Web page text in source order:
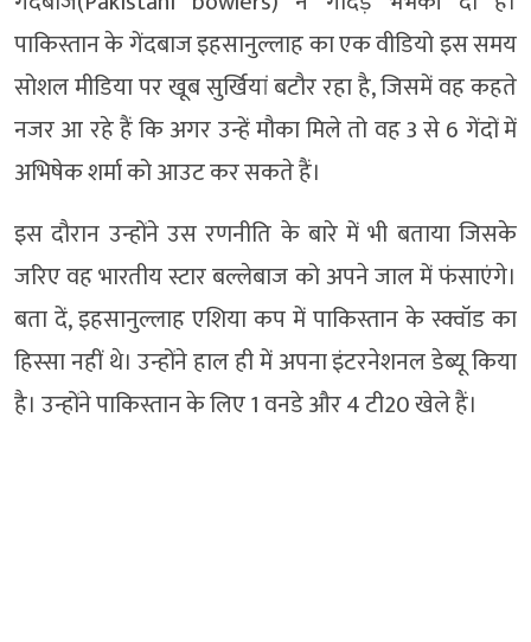
पाकिस्तान के गेंदबाज इहसानुल्लाह का एक वीडियो इस समय
सोशल मीडिया पर खूब सुर्खियां बटौर रहा है, जिसमें वह कहते
नजर आ रहे हैं कि अगर उन्हें मौका मिले तो वह 3 से 6 गेंदों में
अभिषेक शर्मा को आउट कर सकते हैं।
इस दौरान उन्होंने उस रणनीति के बारे में भी बताया जिसके
जरिए वह भारतीय स्टार बल्लेबाज को अपने जाल में फंसाएंगे।
बता दें, इहसानुल्लाह एशिया कप में पाकिस्तान के स्क्वॉड का
हिस्सा नहीं थे। उन्होंने हाल ही में अपना इंटरनेशनल डेब्यू किया
है। उन्होंने पाकिस्तान के लिए 1 वनडे और 4 टी20 खेले हैं।